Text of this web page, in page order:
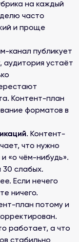
на каждый
часто
и проще
канал публикует
аудитория устаёт
Контент-план
форматов в
. Контент-
что нужно
«о чём-нибудь».
30 слабых.
Если нечего
ничего.
план потому и
работает, а что